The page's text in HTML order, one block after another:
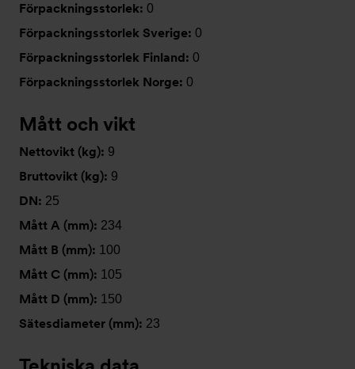
Förpackningsstorlek: 0
Förpackningsstorlek Sverige: 0
Förpackningsstorlek Finland: 0
Förpackningsstorlek Norge: 0
Mått och vikt
Nettovikt (kg): 9
Bruttovikt (kg): 9
DN: 25
Mått A (mm): 234
Mått B (mm): 100
Mått C (mm): 105
Mått D (mm): 150
Sätesdiameter (mm): 23